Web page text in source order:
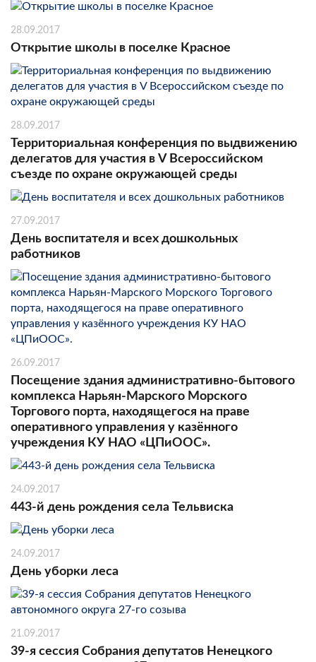
28.09.2017
Открытие школы в поселке Красное
28.09.2017
Территориальная конференция по выдвижению
делегатов для участия в V Всероссийском
съезде по охране окружающей среды
27.09.2017
День воспитателя и всех дошкольных
работников
26.09.2017
Посещение здания административно-бытового
комплекса Нарьян-Марского Морского
Торгового порта, находящегося на праве
оперативного управления у казённого
учреждения КУ НАО «ЦПиООС».
24.09.2017
443-й день рождения села Тельвиска
24.09.2017
День уборки леса
21.09.2017
39-я сессия Собрания депутатов Ненецкого